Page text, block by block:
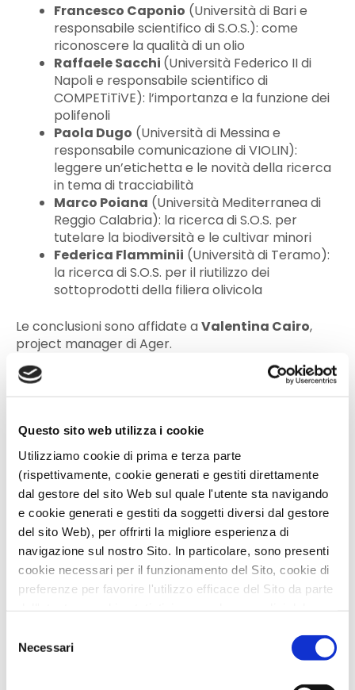
Questo sito web utilizza i cookie
Utilizziamo cookie di prima e terza parte
(rispettivamente, cookie generati e gestiti direttamente
dal gestore del sito Web sul quale l'utente sta navigando
e cookie generati e gestiti da soggetti diversi dal gestore
del sito Web), per offrirti la migliore esperienza di
navigazione sul nostro Sito. In particolare, sono presenti
cookie necessari per il funzionamento del Sito, cookie di
preferenze per favorire l'utilizzo efficace del Sito da parte
categorie di cookie accettare.
Per maggiori informazioni, consulta le nostre pagine
delNecessari
Francesco Caponio (Università di Bari e
responsabile scientifico di S.O.S.): come
riconoscere la qualità di un olio
Raffaele Sacchi (Università Federico II di
Napoli e responsabile scientifico di
COMPETiTiVE): l’importanza e la funzione dei
polifenoli
Paola Dugo (Università di Messina e
responsabile comunicazione di VIOLIN):
leggere un’etichetta e le novità della ricerca
in tema di tracciabilità
Marco Poiana (Università Mediterranea di
Reggio Calabria): la ricerca di S.O.S. per
tutelare la biodiversità e le cultivar minori
Federica Flamminii (Università di Teramo):
la ricerca di S.O.S. per il riutilizzo dei
sottoprodotti della filiera olivicola
Le conclusioni sono affidate aValentina Cairo,
project manager di Ager.
L’incontro sarà moderato da
Cristina De Carlo,
conduttrice e giornalista di TRM Network,
registrazione dell’evento.
Anche quest’ultimo webinar rientra nel ciclo “CHI
(RI)CERCA TROVA”, un contenitore appositamente
creato per divulgare i risultati delle ricerche dei
progetti sostenuti da Ager. Gli interventi dei relatori
che hanno partecipato ai precedenti webinar di
S.O.S. sono disponibili sul canale YouTube di Ager,
nellaplaylist dedicata alla filiera olivicola.
pagina FB di Susanna Casciani, “Meglio soffrire
che mettere in un ripostiglio il cuore”)